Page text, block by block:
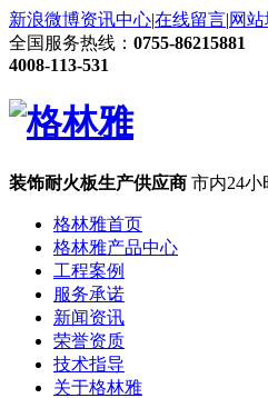
新浪微博资讯中心|在线留言|网
全国服务热线： 0755-86215881
4008-113-531
装饰耐火板生产供应商 市内24
格林雅首页
格林雅产品中心
工程案例
服务承诺
新闻资讯
荣誉资质
技术指导
关于格林雅